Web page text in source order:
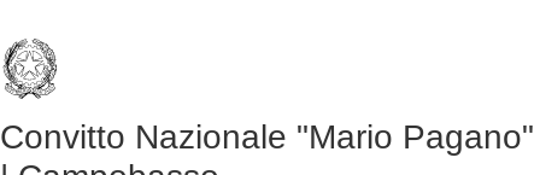
Convitto Nazionale "Mario Pagano"